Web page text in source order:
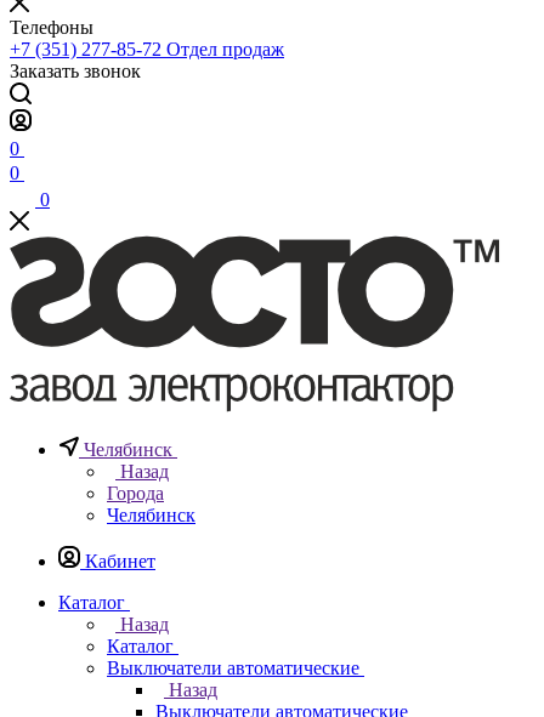
Телефоны
+7 (351) 277-85-72 Отдел продаж
Заказать звонок
0
0
0
Челябинск
Назад
Города
Челябинск
Кабинет
Каталог
Назад
Каталог
Выключатели автоматические
Назад
Выключатели автоматические